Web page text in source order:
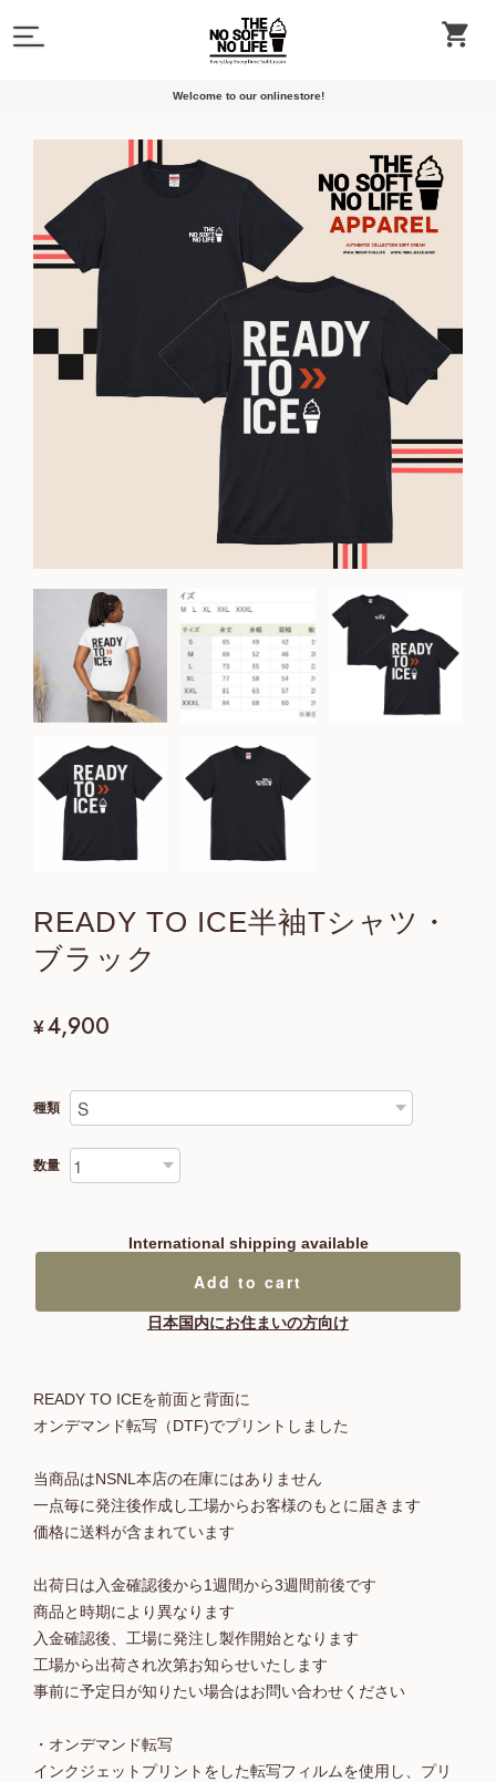
Welcome to our onlinestore!
READY TO ICE半袖Tシャツ・
ブラック
¥4,900
種類
数量
International shipping available
Add to cart
日本国内にお住まいの方向け
READY TO ICEを前面と背面に
オンデマンド転写（DTF)でプリントしました
当商品はNSNL本店の在庫にはありません
一点毎に発注後作成し工場からお客様のもとに届きます
価格に送料が含まれています
出荷日は入金確認後から1週間から3週間前後です
商品と時期により異なります
入金確認後、工場に発注し製作開始となります
工場から出荷され次第お知らせいたします
事前に予定日が知りたい場合はお問い合わせください
・オンデマンド転写
インクジェットプリントをした転写フィルムを使用し、プリ